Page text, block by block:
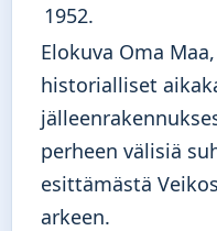
1952.
Elokuva Oma
historialliset
perheen välisiä
esittämästä
arkeen.